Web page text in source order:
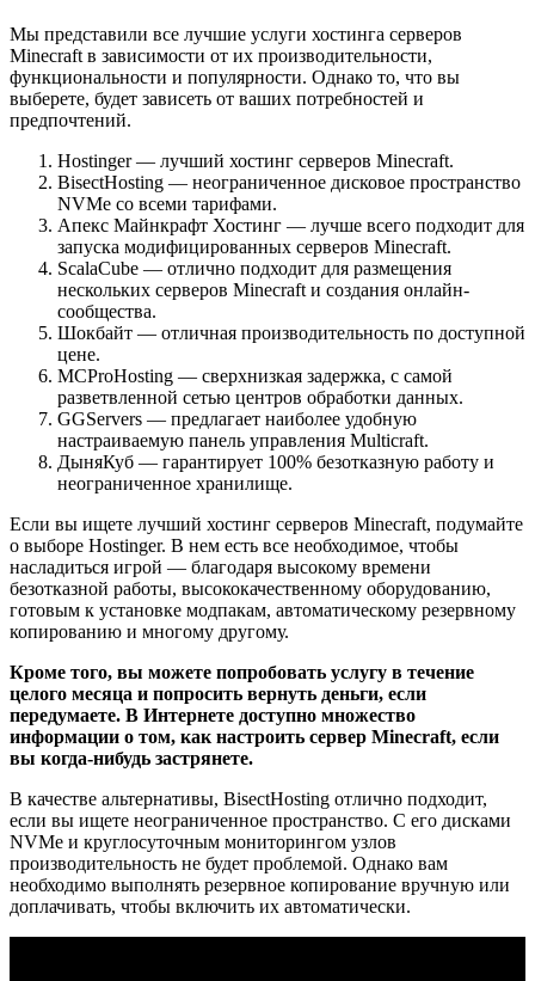
Мы представили все лучшие услуги хостинга серверов
Minecraft в зависимости от их производительности,
функциональности и популярности. Однако то, что вы
выберете, будет зависеть от ваших потребностей и
предпочтений.
Hostinger— лучший хостинг серверов Minecraft.
BisectHosting — неограниченное дисковое пространство
NVMe со всеми тарифами.
Апекс Майнкрафт Хостинг — лучше всего подходит для
запуска модифицированных серверов Minecraft.
ScalaCube — отлично подходит для размещения
нескольких серверов Minecraft и создания онлайн-
сообщества.
Шокбайт — отличная производительность по доступной
цене.
MCProHosting — сверхнизкая задержка, с самой
разветвленной сетью центров обработки данных.
GGServers — предлагает наиболее удобную
настраиваемую панель управления Multicraft.
ДыняКуб — гарантирует 100% безотказную работу и
неограниченное хранилище.
Если вы ищете лучший хостинг серверов Minecraft, подумайте
о выборе Hostinger. В нем есть все необходимое, чтобы
насладиться игрой — благодаря высокому времени
безотказной работы, высококачественному оборудованию,
готовым к установке модпакам, автоматическому резервному
копированию и многому другому.
Кроме того, вы можете попробовать услугу в течение
целого месяца и попросить вернуть деньги, если
передумаете. В Интернете доступно множество
информации о том, как настроить сервер Minecraft, если
вы когда-нибудь застрянете.
В качестве альтернативы, BisectHosting отлично подходит,
если вы ищете неограниченное пространство. С его дисками
NVMe и круглосуточным мониторингом узлов
производительность не будет проблемой. Однако вам
необходимо выполнять резервное копирование вручную или
доплачивать, чтобы включить их автоматически.